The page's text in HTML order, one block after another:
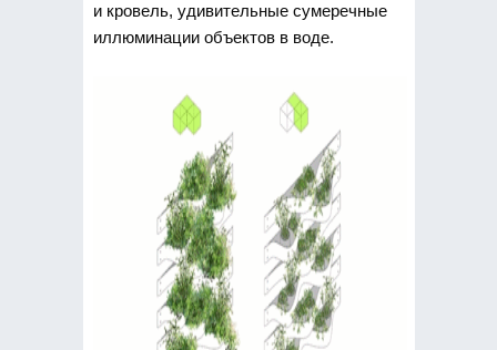
и кровель, удивительные сумеречные
иллюминации объектов в воде.